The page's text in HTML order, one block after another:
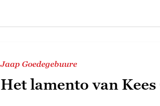
Jaap Goedegebuure
Het lamento van Kees